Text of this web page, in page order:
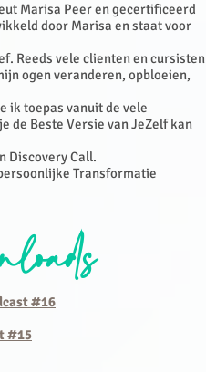
Marisa Peer en gecertificeerd
door Marisa en staat voor
Reeds vele clienten en cursisten
ogen veranderen, opbloeien,
ik toepas vanuit de vele
de Beste Versie van JeZelf kan
Discovery Call.
Transformatie
#16
#15